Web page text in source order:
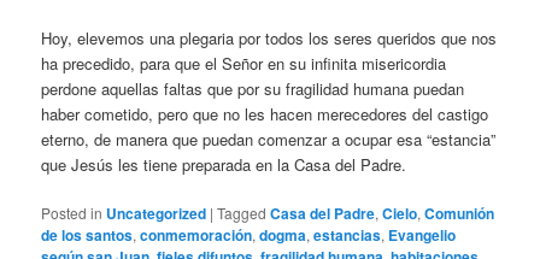
Hoy, elevemos una plegaria por todos los seres queridos que nos
ha precedido, para que el Señor en su infinita misericordia
perdone aquellas faltas que por su fragilidad humana puedan
haber cometido, pero que no les hacen merecedores del castigo
eterno, de manera que puedan comenzar a ocupar esa “estancia”
que Jesús les tiene preparada en la Casa del Padre.
Posted in Uncategorized |Tagged Casa del Padre,Cielo,Comunión
de los santos,conmemoración,dogma,estancias, Evangelio